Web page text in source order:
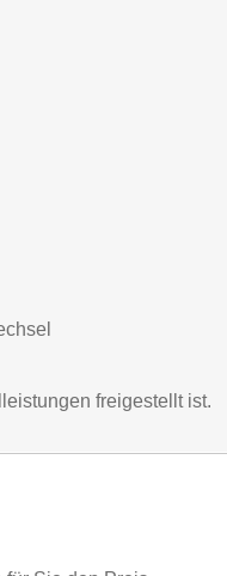
freigestellt ist.